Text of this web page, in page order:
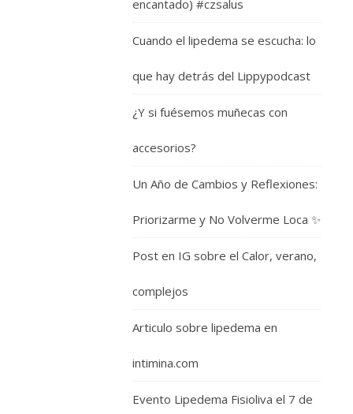
encantado) #czsalus
Cuando el lipedema se escucha: lo
que hay detrás del Lippypodcast
¿Y si fuésemos muñecas con
accesorios?
Un Año de Cambios y Reflexiones:
Priorizarme y No Volverme Loca ✨
Post en IG sobre el Calor, verano,
complejos
Articulo sobre lipedema en
intimina.com
Evento Lipedema Fisioliva el 7 de